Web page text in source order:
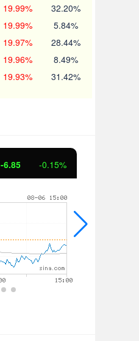
19.99% 32.20%
19.99% 5.84%
19.97% 28.44%
19.96% 8.49%
19.93% 31.42%
3.42 0.30%